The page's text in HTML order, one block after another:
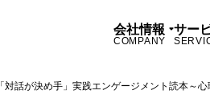
会社情報
COMPANY
サー
「対話が決め手」実践エンゲージメント読本～